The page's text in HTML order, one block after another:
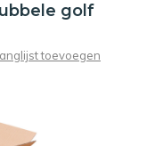
golf
toevoegen